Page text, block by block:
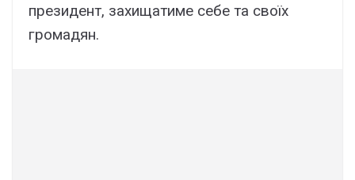
президент, захищатиме себе та своїх
громадян.